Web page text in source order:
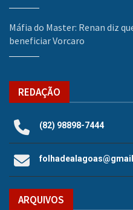
Máfia do Master: Renan diz
beneficiar Vorcaro
REDAÇÃO
(82) 98898-7444
ARQUIVOS